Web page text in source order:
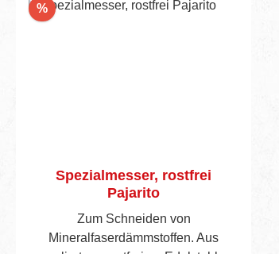
%Rabatt
Spezialmesser, rostfrei
Pajarito
Zum Schneiden von
Mineralfaserdämmstoffen. Aus